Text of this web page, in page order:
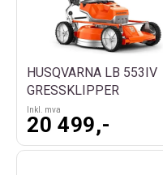
HUSQVARNA LB 553IV
GRESSKLIPPER
Inkl. mva
20 499,-